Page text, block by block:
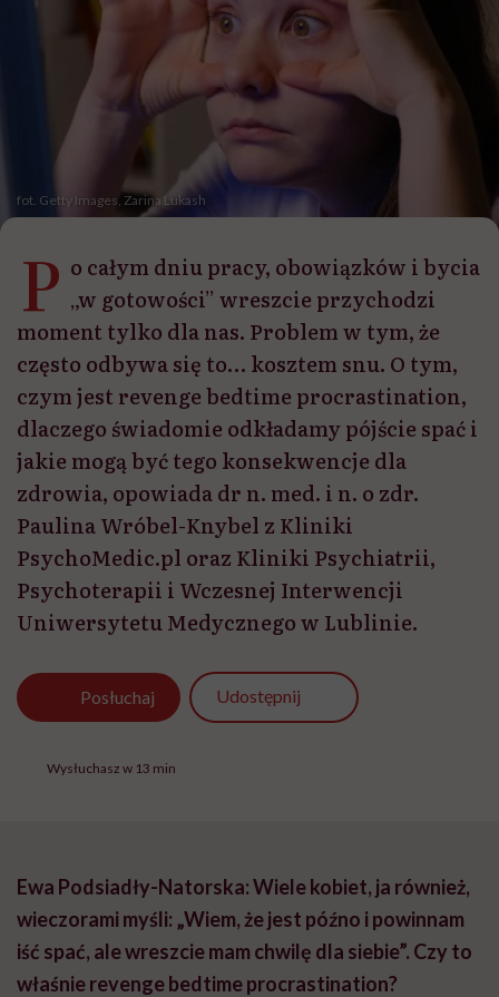
fot. Getty Images, Zarina Lukash
P o całym dniu pracy, obowiązków i bycia
„w gotowości” wreszcie przychodzi
moment tylko dla nas. Problem w tym, że
często odbywa się to… kosztem snu. O tym,
czym jest revenge bedtime procrastination,
dlaczego świadomie odkładamy pójście spać i
jakie mogą być tego konsekwencje dla
zdrowia, opowiada dr n. med. i n. o zdr.
Paulina Wróbel-Knybel z Kliniki
PsychoMedic.pl oraz Kliniki Psychiatrii,
Psychoterapii i Wczesnej Interwencji
Uniwersytetu Medycznego w Lublinie.
Posłuchaj Udostępnij
Wysłuchasz w 13 min
Ewa Podsiadły-Natorska: Wiele kobiet, ja również,
wieczorami myśli: „Wiem, że jest późno i powinnam
iść spać, ale wreszcie mam chwilę dla siebie”. Czy to
właśnie revenge bedtime procrastination?